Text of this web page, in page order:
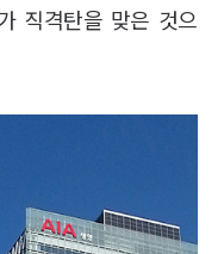
직격탄을 맞은 것으